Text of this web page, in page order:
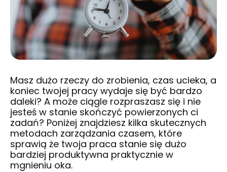
Masz dużo rzeczy do zrobienia, czas ucieka, a
koniec twojej pracy wydaje się być bardzo
daleki? A może ciągle rozpraszasz się i nie
jesteś w stanie skończyć powierzonych ci
zadań? Poniżej znajdziesz kilka skutecznych
metodach zarządzania czasem, które
sprawią że twoja praca stanie się dużo
bardziej produktywna praktycznie w
mgnieniu oka.